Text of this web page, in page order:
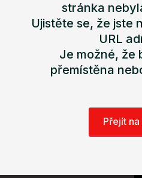
stránka
Ujistěte se, že jste
URL
Je možné, že
přemístěna
Přejít